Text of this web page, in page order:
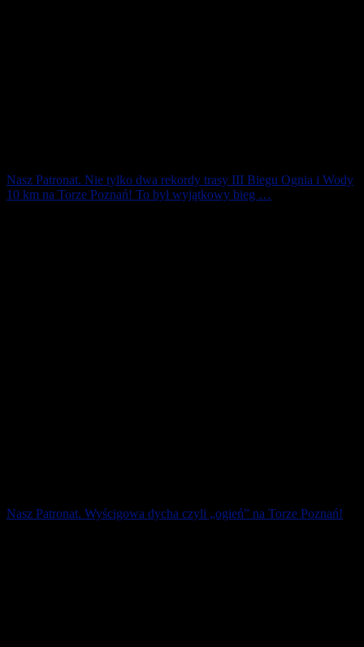
Nasz Patronat. Nie tylko dwa rekordy trasy III Biegu Ognia i Wody
10 km na Torze Poznań! To był wyjątkowy bieg …
Nasz Patronat. Wyścigowa dycha czyli „ogień” na Torze Poznań!